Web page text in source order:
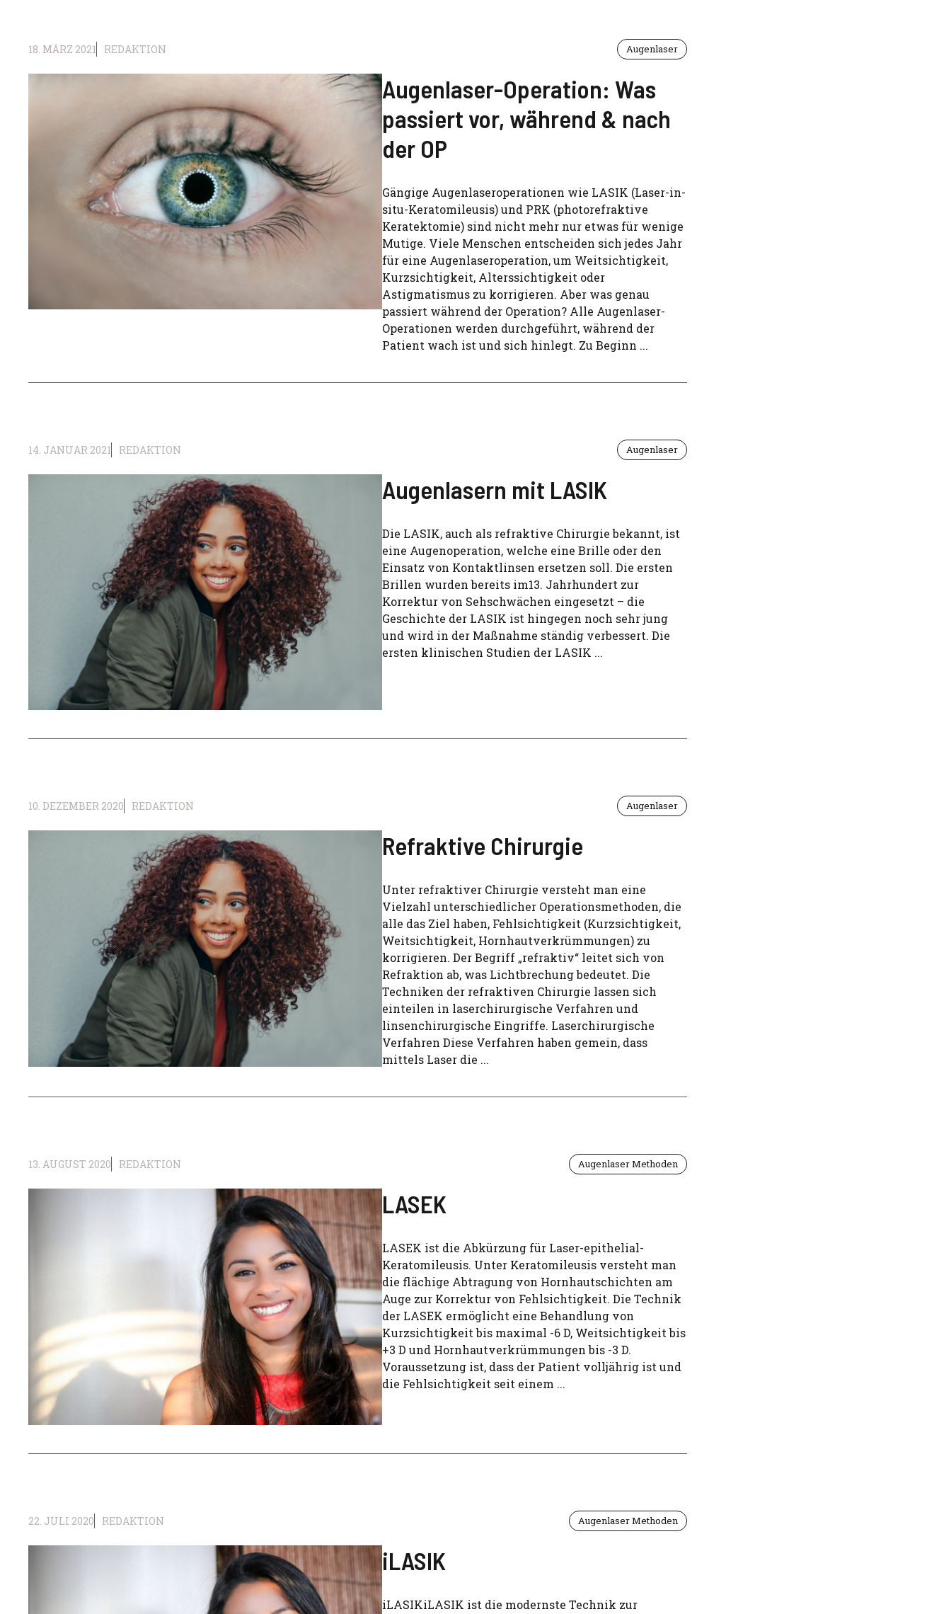
18. MÄRZ 2021 REDAKTION Augenlaser
Augenlaser-Operation: Was
passiert vor, während & nach
der OP
Gängige Augenlaseroperationen wie LASIK (Laser-in-
situ-Keratomileusis) und PRK (photorefraktive
Keratektomie) sind nicht mehr nur etwas für wenige
Mutige. Viele Menschen entscheiden sich jedes Jahr
für eine Augenlaseroperation, um Weitsichtigkeit,
Kurzsichtigkeit, Alterssichtigkeit oder
Astigmatismus zu korrigieren. Aber was genau
passiert während der Operation? Alle Augenlaser-
Operationen werden durchgeführt, während der
Patient wach ist und sich hinlegt. Zu Beginn ...
14. JANUAR 2021 REDAKTION Augenlaser
Augenlasern mit LASIK
Die LASIK, auch als refraktive Chirurgie bekannt, ist
eine Augenoperation, welche eine Brille oder den
Einsatz von Kontaktlinsen ersetzen soll. Die ersten
Brillen wurden bereits im13. Jahrhundert zur
Korrektur von Sehschwächen eingesetzt – die
Geschichte der LASIK ist hingegen noch sehr jung
und wird in der Maßnahme ständig verbessert. Die
ersten klinischen Studien der LASIK ...
10. DEZEMBER 2020 REDAKTION Augenlaser
Refraktive Chirurgie
Unter refraktiver Chirurgie versteht man eine
Vielzahl unterschiedlicher Operationsmethoden, die
alle das Ziel haben, Fehlsichtigkeit (Kurzsichtigkeit,
Weitsichtigkeit, Hornhautverkrümmungen) zu
korrigieren. Der Begriff „refraktiv“ leitet sich von
Refraktion ab, was Lichtbrechung bedeutet. Die
Techniken der refraktiven Chirurgie lassen sich
einteilen in laserchirurgische Verfahren und
linsenchirurgische Eingriffe. Laserchirurgische
Verfahren Diese Verfahren haben gemein, dass
mittels Laser die ...
13. AUGUST 2020 REDAKTION Augenlaser Methoden
LASEK
LASEK ist die Abkürzung für Laser-epithelial-
Keratomileusis. Unter Keratomileusis versteht man
die flächige Abtragung von Hornhautschichten am
Auge zur Korrektur von Fehlsichtigkeit. Die Technik
der LASEK ermöglicht eine Behandlung von
Kurzsichtigkeit bis maximal -6 D, Weitsichtigkeit bis
+3 D und Hornhautverkrümmungen bis -3 D.
Voraussetzung ist, dass der Patient volljährig ist und
die Fehlsichtigkeit seit einem ...
22. JULI 2020 REDAKTION Augenlaser Methoden
iLASIK
iLASIKiLASIK ist die modernste Technik zur